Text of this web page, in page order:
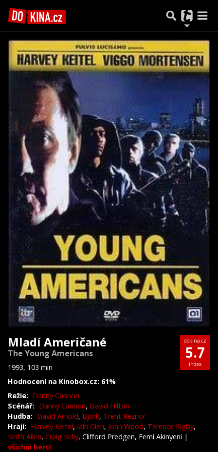
Mladí Američané
The Young Americans
1993, 103 min
Hodnocení na Kinobox.cz: 61%
dokina.cz
5.7
index
Režie: Danny Cannon
Scénář: Danny Cannon, David Hilton
Hudba: David Arnold, Björk, Trent Reznor
Hrají: Harvey Keitel, Iain Glen, John Wood, Terence Rigby,
Keith Allen, Craig Kelly, Clifford Predgen, Femi Akinyeni |
všichni herci